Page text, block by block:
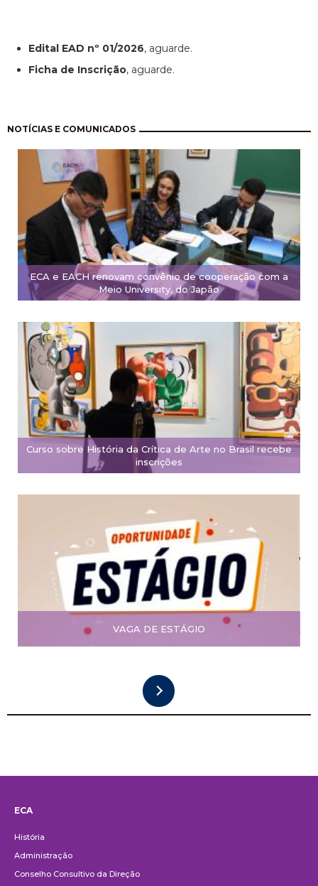
Edital EAD nº 01/2026, aguarde.
Ficha de Inscrição, aguarde.
NOTÍCIAS E COMUNICADOS
ECA e EACH renovam convênio de cooperação com a
Meio University, do Japão
Curso sobre História da Crítica de Arte no Brasil recebe
inscrições
VAGA DE ESTÁGIO
Paginação
ECA
História
Administração
Conselho Consultivo da Direção